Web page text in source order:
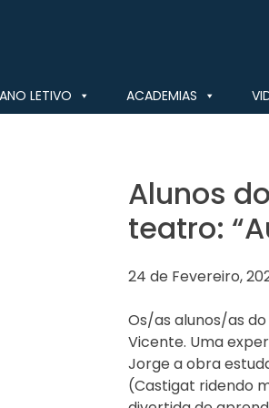
ANO LETIVO ACADEMIAS
Alunos
teatro:
24 de Fevereiro,
Os/as alunos/as do
Vicente. Uma
Jorge a obra
(Castigat ridendo